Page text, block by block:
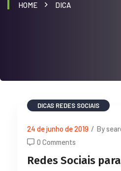
HOME DICA
DICAS REDES SOCIAIS
24 de junho de 2019 / By
0 Comments
Redes Sociais